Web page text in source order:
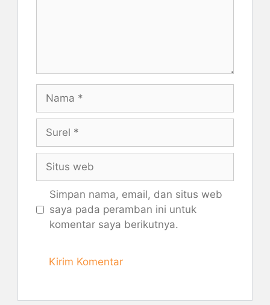
Nama
Surel
Situs
web
Simpan nama, email, dan situs web
saya pada peramban ini untuk
komentar saya berikutnya.